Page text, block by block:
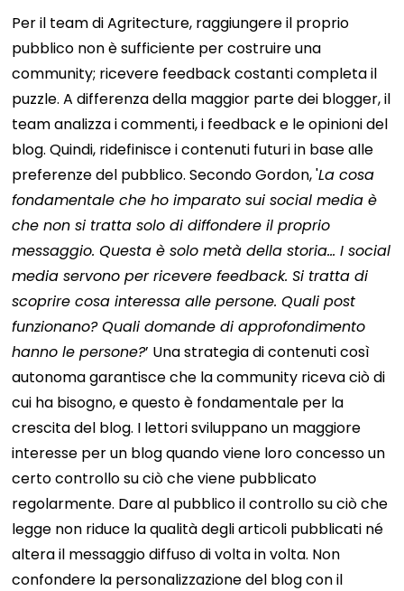
Per il team di Agritecture, raggiungere il proprio
pubblico non è sufficiente per costruire una
community; ricevere feedback costanti completa il
puzzle. A differenza della maggior parte dei blogger, il
team analizza i commenti, i feedback e le opinioni del
blog. Quindi, ridefinisce i contenuti futuri in base alle
preferenze del pubblico. Secondo Gordon, 'La cosa
fondamentale che ho imparato sui social media è
che non si tratta solo di diffondere il proprio
messaggio. Questa è solo metà della storia... I social
media servono per ricevere feedback. Si tratta di
scoprire cosa interessa alle persone. Quali post
funzionano? Quali domande di approfondimento
hanno le persone?’ Una strategia di contenuti così
autonoma garantisce che la community riceva ciò di
cui ha bisogno, e questo è fondamentale per la
crescita del blog. I lettori sviluppano un maggiore
interesse per un blog quando viene loro concesso un
certo controllo su ciò che viene pubblicato
regolarmente. Dare al pubblico il controllo su ciò che
legge non riduce la qualità degli articoli pubblicati né
altera il messaggio diffuso di volta in volta. Non
confondere la personalizzazione del blog con il